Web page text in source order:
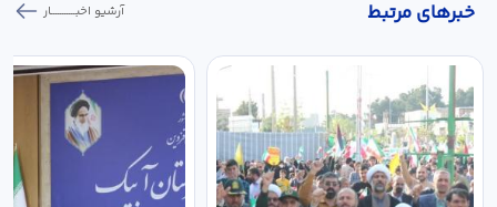
خبر‌های مرتبط آرشیو اخبـــــــــــار